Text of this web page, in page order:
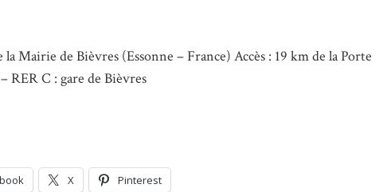
Mairie de Bièvres (Essonne – France) Accès : 19 km de la Porte
RER C : gare de Bièvres
X Pinterest